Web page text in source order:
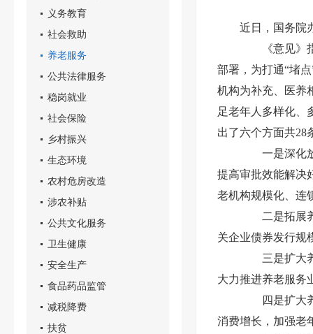
义务教育
社会救助
养老服务
公共法律服务
稳岗就业
社会保险
乡村振兴
生态环境
农村危房改造
涉农补贴
公共文化服务
卫生健康
安全生产
食品药品监管
减税降费
扶贫
近日，国务院
《意见》指
部署，为打通“堵
机构为补充、医养
足老年人多样化、
出了六个方面共28
一是深化放
提高审批效能解决
老机构规模化、连
二是拓展养
关企业债券发行规
三是扩大养
大力推进养老服务
四是扩大养
消费增长，加强老